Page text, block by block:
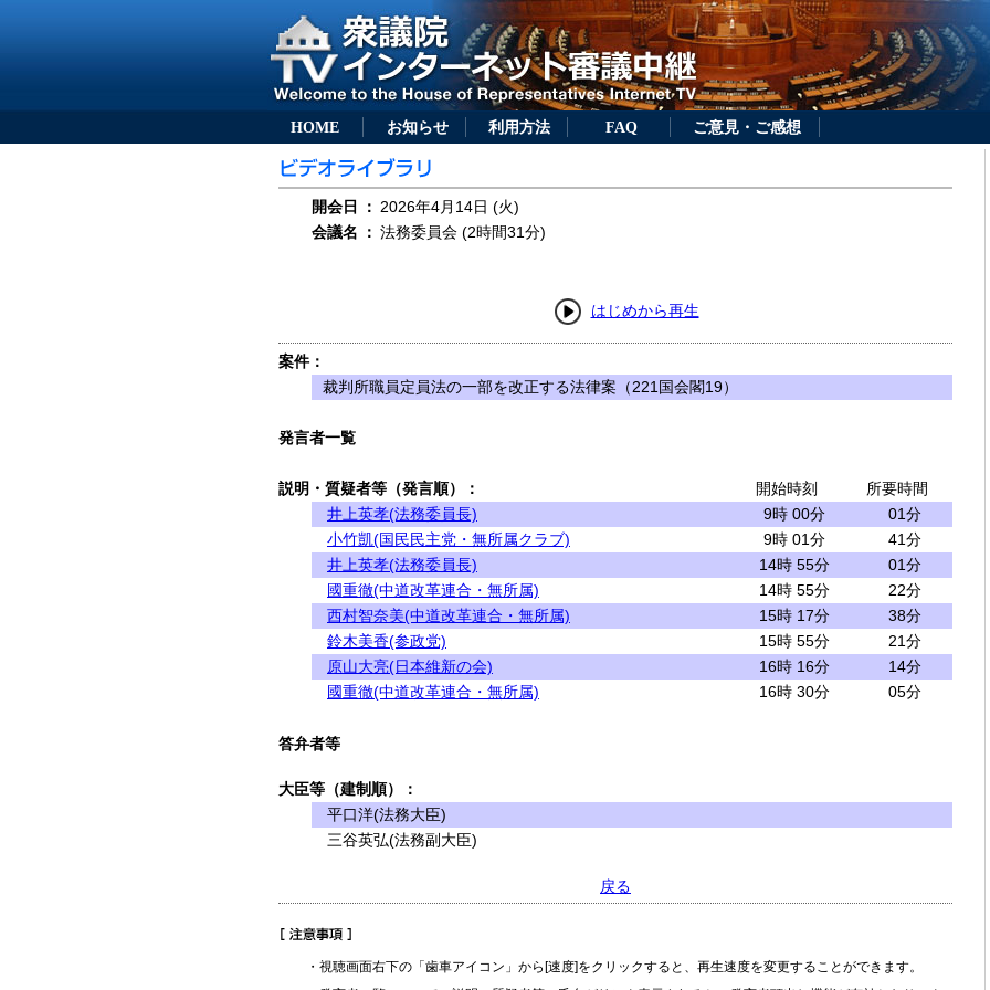
HOME お知らせ 利用方法 FAQ ご意見・ご感想
開会日 ： 2026年4月14日 (火)
会議名
： 法務委員会 (2時間31分)
はじめから再生
案件：
裁判所職員定員法の一部を改正する法律案（221国会閣19）
発言者一覧
説明・質疑者等（発言順）： 開始時刻
所要時間
井上英孝(法務委員長)
9時 00分
01分
小竹凱(国民民主党・無所属クラブ)
9時 01分
41分
井上英孝(法務委員長)
14時 55分
01分
國重徹(中道改革連合・無所属)
14時 55分
22分
西村智奈美(中道改革連合・無所属)
15時 17分
38分
鈴木美香(参政党)
15時 55分
21分
原山大亮(日本維新の会)
16時 16分
14分
國重徹(中道改革連合・無所属)
16時 30分 05分
答弁者等
大臣等（建制順）：
平口洋(法務大臣)
三谷英弘(法務副大臣)
戻る
・視聴画面右下の「歯車アイコン」から[速度]をクリックすると、再生速度を変更することができます。